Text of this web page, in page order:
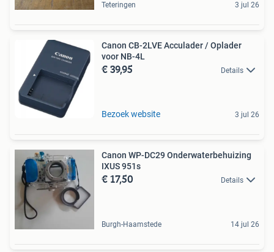
Teteringen 3 jul 26
Canon CB-2LVE Acculader / Oplader
voor NB-4L
€ 39,95 Details
Bezoek website 3 jul 26
Canon WP-DC29 Onderwaterbehuizing
IXUS 951s
€ 17,50 Details
Burgh-Haamstede 14 jul 26